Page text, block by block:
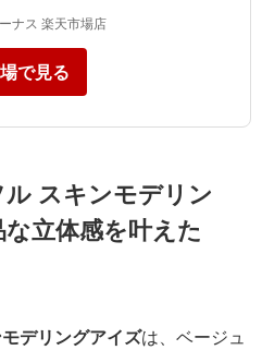
ナス 楽天市場店
で見る
スキンモデリン
立体感を叶えた
デリングアイズは、ベージュ